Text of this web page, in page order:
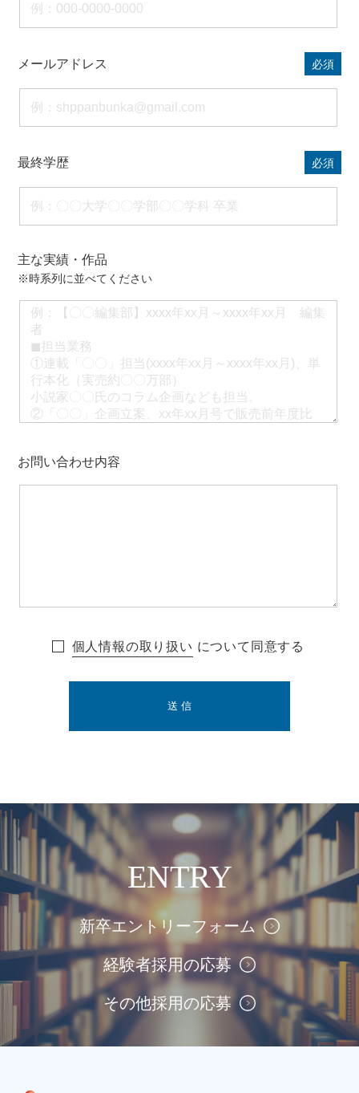
メールアドレス 必須
最終学歴 必須
主な実績・作品
※時系列に並べてください
お問い合わせ内容
個人情報の取り扱い について同意する
ENTRY
新卒エントリーフォーム
経験者採用の応募
その他採用の応募